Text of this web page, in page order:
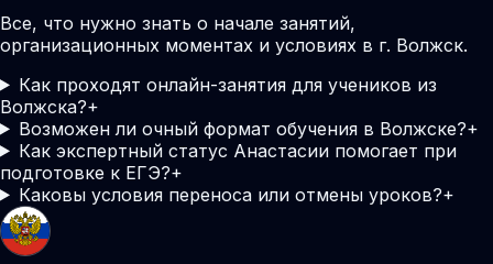
Все, что нужно знать о начале занятий,
организационных моментах и условиях в г. Волжск.
Как проходят онлайн-занятия для учеников из
Волжска?+
Возможен ли очный формат обучения в Волжске?+
Как экспертный статус Анастасии помогает при
подготовке к ЕГЭ?+
Каковы условия переноса или отмены уроков?+